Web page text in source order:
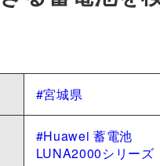
#宮城県
#Huawei 蓄電池
LUNA2000シリーズ